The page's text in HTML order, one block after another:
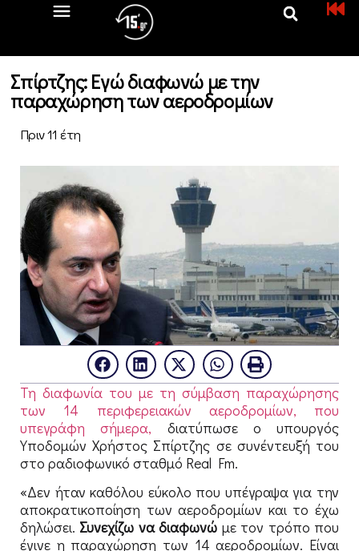
Σπίρτζης: Εγώ διαφωνώ με την
παραχώρηση των αεροδρομίων
Πριν 11 έτη
Τη διαφωνία του με τη σύμβαση παραχώρησης
των 14 περιφερειακών αεροδρομίων, που
υπεγράφη σήμερα, διατύπωσε ο υπουργός
Υποδομών Χρήστος Σπίρτζης σε συνέντευξή του
στο ραδιοφωνικό σταθμό Real Fm.
«Δεν ήταν καθόλου εύκολο που υπέγραψα για την
αποκρατικοποίηση των αεροδρομίων και το έχω
δηλώσει. Συνεχίζω να διαφωνώ με τον τρόπο που
έγινε η παραχώρηση των 14 αεροδρομίων. Είναι